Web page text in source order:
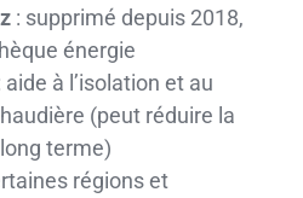
: supprimé depuis 2018,
énergie
aide à l’isolation et au
(peut réduire la
terme)
régions et